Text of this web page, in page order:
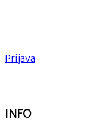
Prijava
INFO